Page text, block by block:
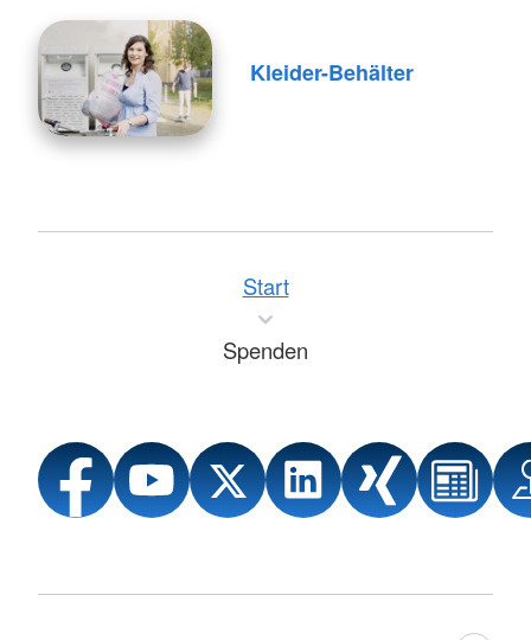
Kleider-Behälter
Start
Spenden